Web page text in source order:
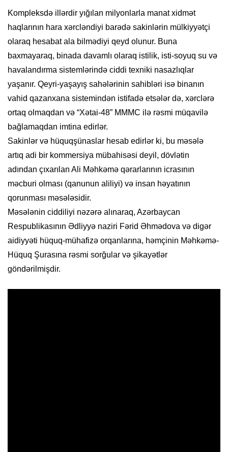
​Kompleksdə illərdir yığılan milyonlarla manat xidmət
haqlarının hara xərcləndiyi barədə sakinlərin mülkiyyətçi
olaraq hesabat ala bilmədiyi qeyd olunur. Buna
baxmayaraq, binada davamlı olaraq istilik, isti-soyuq su və
havalandırma sistemlərində ciddi texniki nasazlıqlar
yaşanır. Qeyri-yaşayış sahələrinin sahibləri isə binanın
vahid qazanxana sistemindən istifadə etsələr də, xərclərə
ortaq olmaqdan və “Xətai-48” MMMC ilə rəsmi müqavilə
bağlamaqdan imtina edirlər.
​Sakinlər və hüquqşünaslar hesab edirlər ki, bu məsələ
artıq adi bir kommersiya mübahisəsi deyil, dövlətin
adından çıxarılan Ali Məhkəmə qərarlarının icrasının
məcburi olması (qanunun aliliyi) və insan həyatının
qorunması məsələsidir.
​Məsələnin ciddiliyi nəzərə alınaraq, Azərbaycan
Respublikasının Ədliyyə naziri Fərid Əhmədova və digər
aidiyyəti hüquq-mühafizə orqanlarına, həmçinin Məhkəmə-
Hüquq Şurasına rəsmi sorğular və şikayətlər
göndərilmişdir.